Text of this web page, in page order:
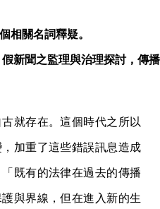
相關名詞釋疑。
新聞之監理與治理探討，傳播
就存在。這個時代之所以
加重了這些錯誤訊息造成
既有的法律在過去的傳播
與界線，但在進入新的生